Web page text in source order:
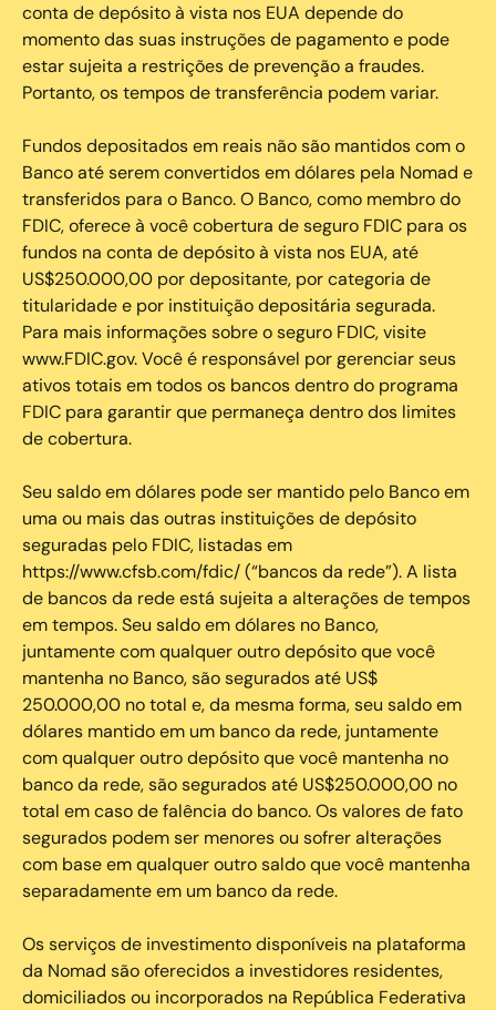
conta de depósito à vista nos EUA depende do
momento das suas instruções de pagamento e pode
estar sujeita a restrições de prevenção a fraudes.
Portanto, os tempos de transferência podem variar.
Fundos depositados em reais não são mantidos com o
Banco até serem convertidos em dólares pela Nomad e
transferidos para o Banco. O Banco, como membro do
FDIC, oferece à você cobertura de seguro FDIC para os
fundos na conta de depósito à vista nos EUA, até
US$250.000,00 por depositante, por categoria de
titularidade e por instituição depositária segurada.
Para mais informações sobre o seguro FDIC, visite
www.FDIC.gov. Você é responsável por gerenciar seus
ativos totais em todos os bancos dentro do programa
FDIC para garantir que permaneça dentro dos limites
de cobertura.
Seu saldo em dólares pode ser mantido pelo Banco em
uma ou mais das outras instituições de depósito
seguradas pelo FDIC, listadas em
https://www.cfsb.com/fdic/ (“bancos da rede”). A lista
de bancos da rede está sujeita a alterações de tempos
em tempos. Seu saldo em dólares no Banco,
juntamente com qualquer outro depósito que você
mantenha no Banco, são segurados até US$
250.000,00 no total e, da mesma forma, seu saldo em
dólares mantido em um banco da rede, juntamente
com qualquer outro depósito que você mantenha no
banco da rede, são segurados até US$250.000,00 no
total em caso de falência do banco. Os valores de fato
segurados podem ser menores ou sofrer alterações
com base em qualquer outro saldo que você mantenha
separadamente em um banco da rede.
Os serviços de investimento disponíveis na plataforma
da Nomad são oferecidos a investidores residentes,
domiciliados ou incorporados na República Federativa